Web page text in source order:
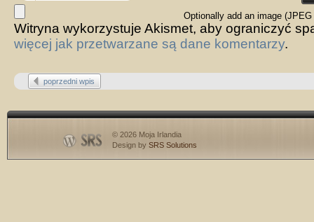
Optionally add an image (JPEG
Witryna wykorzystuje Akismet, aby ograniczyć
więcej jak przetwarzane są dane komentarzy.
poprzedni wpis
© 2026 Moja Irlandia
Design by SRS Solutions